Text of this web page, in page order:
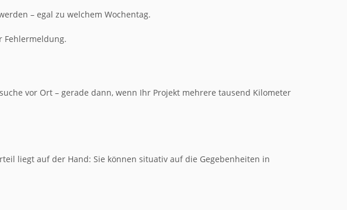
– egal zu welchem Wochentag.
Fehlermeldung.
vor Ort – gerade dann, wenn Ihr Projekt mehrere tausend Kilometer
liegt auf der Hand: Sie können situativ auf die Gegebenheiten in